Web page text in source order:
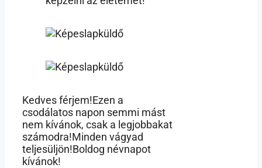
Kedves férjem!Ezen a
csodálatos napon semmi mást
nem kívánok, csak a legjobbakat
számodra!Minden vágyad
teljesüljön!Boldog névnapot
kívánok!